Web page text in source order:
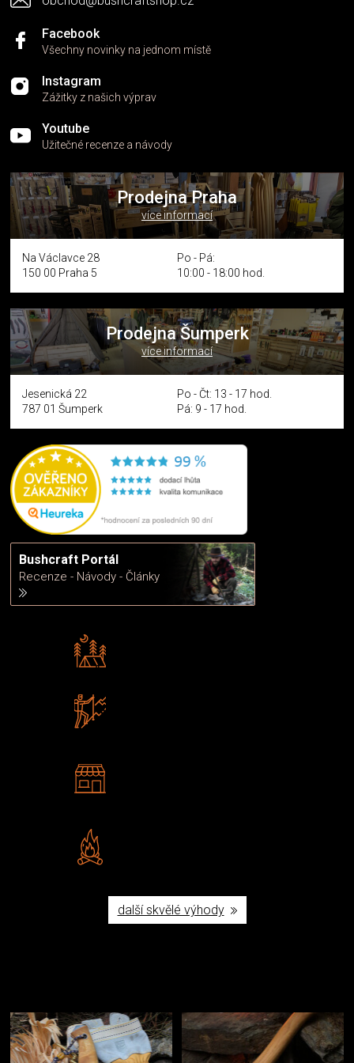
Facebook
Všechny novinky na jednom místě
Instagram
Zážitky z našich výprav
Youtube
Užitečné recenze a návody
Prodejna Praha
více informací
Na Václavce 28
150 00 Praha 5
Po - Pá:
10:00 - 18:00 hod.
Prodejna Šumperk
více informací
Jesenická 22
787 01 Šumperk
Po - Čt: 13 - 17 hod.
Pá: 9 - 17 hod.
Bushcraft Portál
Recenze - Návody - Články
další skvělé výhody